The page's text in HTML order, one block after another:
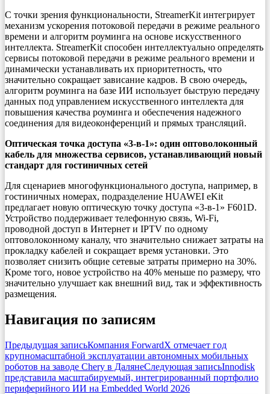
С точки зрения функциональности, StreamerKit интегрирует
механизм ускорения потоковой передачи в режиме реального
времени и алгоритм роуминга на основе искусственного
интеллекта. StreamerKit способен интеллектуально определять
сервисы потоковой передачи в режиме реального времени и
динамически устанавливать их приоритетность, что
значительно сокращает зависание кадров. В свою очередь,
алгоритм роуминга на базе ИИ использует быструю передачу
данных под управлением искусственного интеллекта для
повышения качества роуминга и обеспечения надежного
соединения для видеоконференций и прямых трансляций.
Оптическая точка доступа «3-в-1»: один оптоволоконный
кабель для множества сервисов, устанавливающий новый
стандарт для гостиничных сетей
Для сценариев многофункционального доступа, например, в
гостиничных номерах, подразделение HUAWEI eKit
предлагает новую оптическую точку доступа «3-в-1» F601D.
Устройство поддерживает телефонную связь, Wi-Fi,
проводной доступ в Интернет и IPTV по одному
оптоволоконному каналу, что значительно снижает затраты на
прокладку кабелей и сокращает время установки. Это
позволяет снизить общие сетевые затраты примерно на 30%.
Кроме того, новое устройство на 40% меньше по размеру, что
значительно улучшает как внешний вид, так и эффективность
размещения.
Навигация по записям
Предыдущая записьКомпания ForwardX отмечает год
крупномасштабной эксплуатации автономных мобильных
роботов на заводе Chery в ДалянеСледующая записьInnodisk
представила масштабируемый, интегрированный портфолио
периферийного ИИ на Embedded World 2026